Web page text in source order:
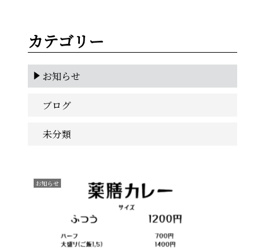
お知らせ
カテゴリー
お知らせ
ブログ
未分類